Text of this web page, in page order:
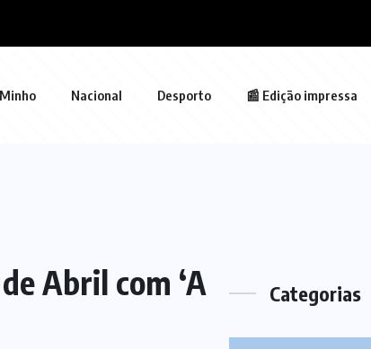
Minho Nacional Desporto 📰 Edição impressa
Abril com ‘A
Categorias